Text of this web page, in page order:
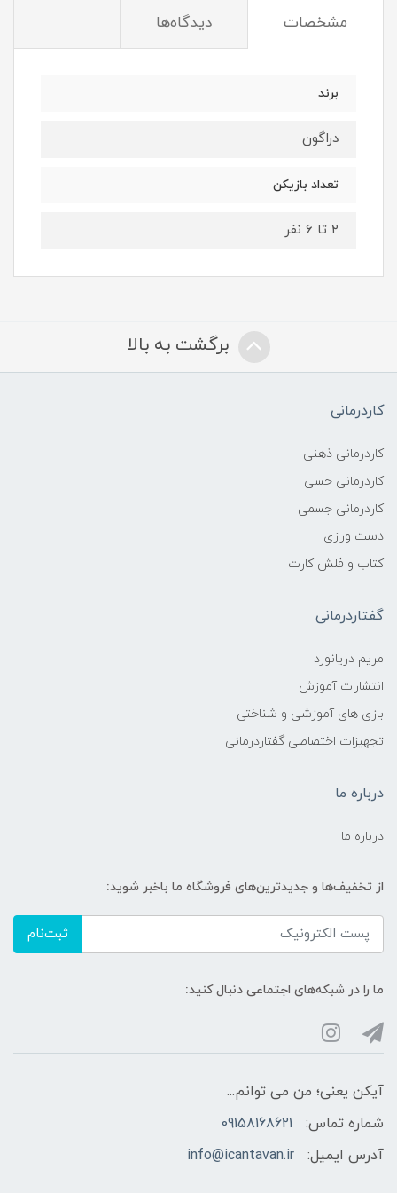
مشخصات دیدگاه‌ها
برند
دراگون
تعداد بازیکن
۲ تا ۶ نفر
برگشت به بالا
کاردرمانی
کاردرمانی ذهنی
کاردرمانی حسی
کاردرمانی جسمی
دست ورزی
کتاب و فلش کارت
گفتاردرمانی
مریم دریانورد
انتشارات آموزش
بازی های آموزشی و شناختی
تجهیزات اختصاصی گفتاردرمانی
درباره ما
درباره ما
از تخفیف‌ها و جدیدترین‌های فروشگاه ما باخبر شوید:
ثبت‌نام
ما را در شبکه‌های اجتماعی دنبال کنید:
آیکن یعنی؛ من می توانم...
شماره تماس:
09158168621
آدرس ایمیل:
info@icantavan.ir